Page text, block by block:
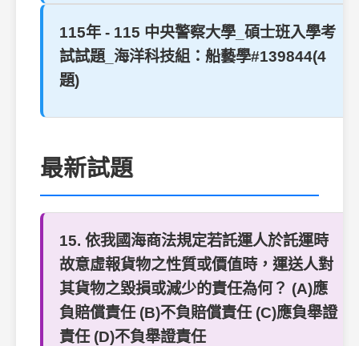
115年 - 115 中央警察大學_碩士班入學考
試試題_海洋科技組：船藝學#139844(4
題)
最新試題
15. 依我國海商法規定若託運人於託運時
故意虛報貨物之性質或價值時，運送人對
其貨物之毀損或減少的責任為何？ (A)應
負賠償責任 (B)不負賠償責任 (C)應負舉證
責任 (D)不負舉證責任